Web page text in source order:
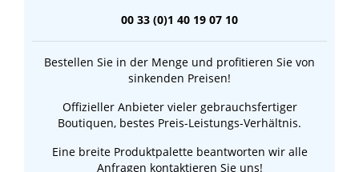
00 33 (0)1 40 19 07 10
Bestellen Sie in der Menge und profitieren Sie von
sinkenden Preisen!
Offizieller Anbieter vieler gebrauchsfertiger
Boutiquen, bestes Preis-Leistungs-Verhältnis.
Eine breite Produktpalette beantworten wir alle
Anfragen kontaktieren Sie uns!